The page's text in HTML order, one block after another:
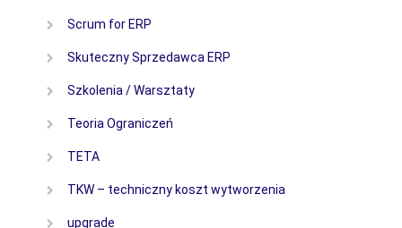
Scrum for ERP
Skuteczny Sprzedawca ERP
Szkolenia / Warsztaty
Teoria Ograniczeń
TETA
TKW – techniczny koszt wytworzenia
upgrade